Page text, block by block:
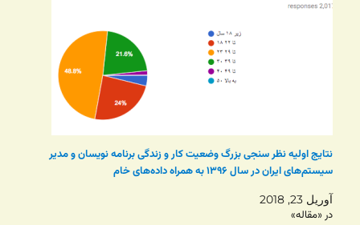
نتایج اولیه نظر سنجی بزرگ وضعیت کار و زندگی برنامه نویسان و مدیر
سیستم‌های ایران در سال ۱۳۹۶ به همراه داده‌های خام
آوریل 23, 2018
در «مقاله»